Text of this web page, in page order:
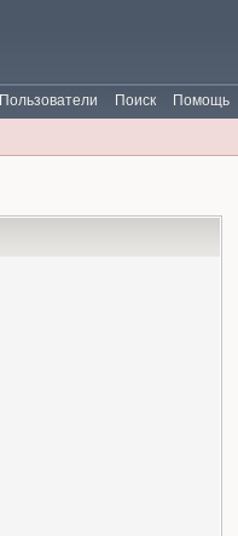
Помощь
Поиск
Пользователи